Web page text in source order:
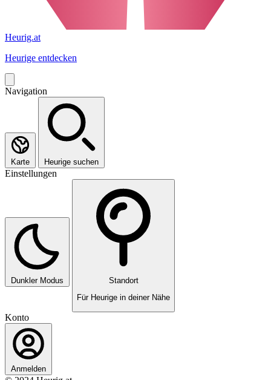
Heurig.at
Heurige entdecken
Navigation
Karte Heurige suchen
Einstellungen
Dunkler Modus
Standort
Für Heurige in deiner Nähe
Konto
Anmelden